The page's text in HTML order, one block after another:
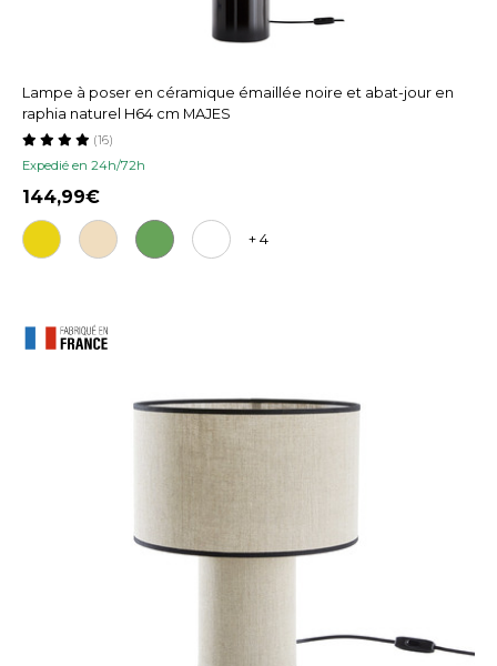
Lampe à poser en céramique émaillée noire et abat-jour en
raphia naturel H64 cm MAJES
Expedié en 24h/72h
(16)
144,99
+ 4